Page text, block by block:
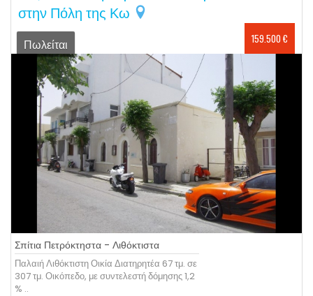
στην Πόλη της Κω
159.500 €
Πωλείται
Σπίτια Πετρόκτηστα - Λιθόκτιστα
Παλαιή Λιθόκτιστη Οικία Διατηρητέα 67 τμ. σε
307 τμ. Οικόπεδο, με συντελεστή δόμησης 1,2
% ..